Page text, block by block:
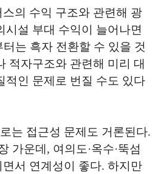
의 수익 구조와 관련해 광
시설 부대 수익이 늘어나면
는 흑자 전환할 수 있을 것
적자구조와 관련해 미리 대
적인 문제로 번질 수도 있다
는 접근성 문제도 거론된다.
가운데, 여의도·옥수·뚝섬
서 연계성이 좋다. 하지만